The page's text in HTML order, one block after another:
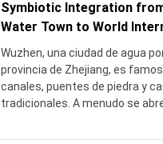
Symbiotic Integration
Water Town to World
Wuzhen, una ciudad de agua
provincia de Zhejiang, es
canales, puentes de piedra y
tradicionales. A menudo se
(Zona Oriental), un distrito